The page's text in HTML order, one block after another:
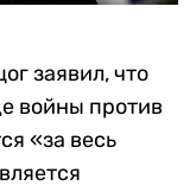
заявил, что
войны против
«за весь